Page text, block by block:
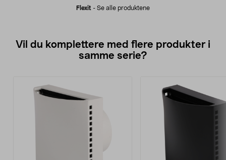
Flexit - Se alle produktene
Vil du komplettere med flere produkter i
samme serie?